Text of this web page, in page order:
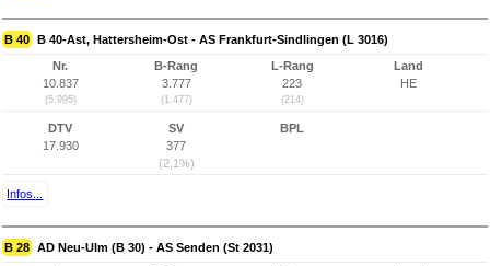
B 40 B 40-Ast, Hattersheim-Ost - AS Frankfurt-Sindlingen (L 3016)
Nr.
10.837
(5.995)
B-Rang
3.777
(1.477)
L-Rang
223
(214)
Land
HE
DTV
17.930
SV
377
(2,1%)
BPL
Infos...
B 28 AD Neu-Ulm (B 30) - AS Senden (St 2031)